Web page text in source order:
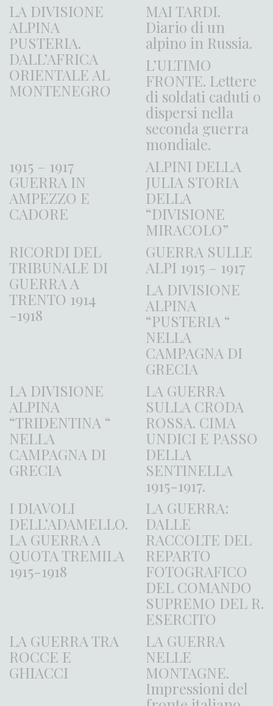
LA DIVISIONE
ALPINA
PUSTERIA.
DALL’AFRICA
ORIENTALE AL
MONTENEGRO
MAI TARDI.
Diario di un
alpino in Russia.
L’ULTIMO
FRONTE. Lettere
di soldati caduti o
dispersi nella
seconda guerra
mondiale.
1915 – 1917
GUERRA IN
AMPEZZO E
CADORE
ALPINI DELLA
JULIA STORIA
DELLA
“DIVISIONE
MIRACOLO”
RICORDI DEL
TRIBUNALE DI
GUERRA A
TRENTO 1914
-1918
GUERRA SULLE
ALPI 1915 – 1917
LA DIVISIONE
ALPINA
“PUSTERIA “
NELLA
CAMPAGNA DI
GRECIA
LA DIVISIONE
ALPINA
“TRIDENTINA “
NELLA
CAMPAGNA DI
GRECIA
LA GUERRA
SULLA CRODA
ROSSA. CIMA
UNDICI E PASSO
DELLA
SENTINELLA
1915-1917.
I DIAVOLI
DELL’ADAMELLO.
LA GUERRA A
QUOTA TREMILA
1915-1918
LA GUERRA:
DALLE
RACCOLTE DEL
REPARTO
FOTOGRAFICO
DEL COMANDO
SUPREMO DEL R.
ESERCITO
LA GUERRA TRA
ROCCE E
GHIACCI
LA GUERRA
NELLE
MONTAGNE.
Impressioni del